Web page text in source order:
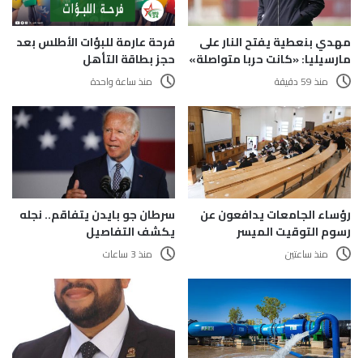
مهدي بنعطية يفتح النار على
مارسيليا: «كانت حربا متواصلة»
منذ 59 دقيقة
فرحة عارمة للبؤات الأطلس بعد
حجز بطاقة التأهل
منذ ساعة واحدة
رؤساء الجامعات يدافعون عن
رسوم التوقيت الميسر
منذ ساعتين
سرطان جو بايدن يتفاقم.. نجله
يكشف التفاصيل
منذ 3 ساعات